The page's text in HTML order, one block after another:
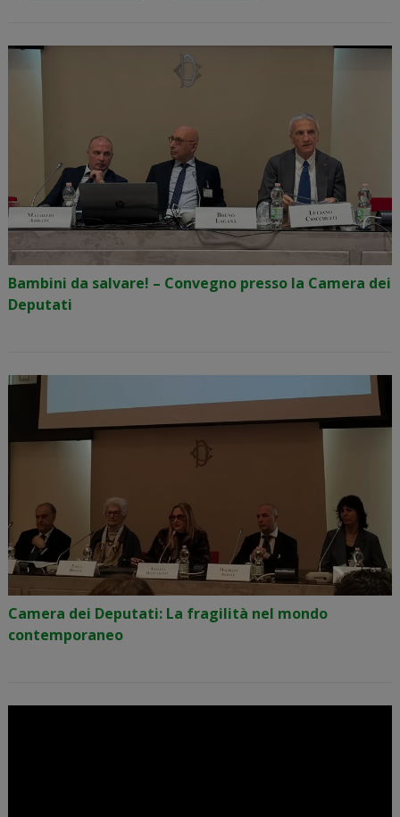
Bambini da salvare! – Convegno presso la Camera dei
Deputati
Camera dei Deputati: La fragilità nel mondo
contemporaneo